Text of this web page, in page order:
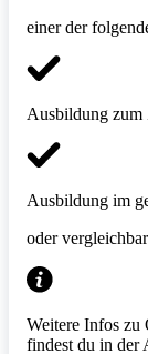
einer der
Ausbildung zum
Ausbildung im
oder
Weitere Infos
findest du in der